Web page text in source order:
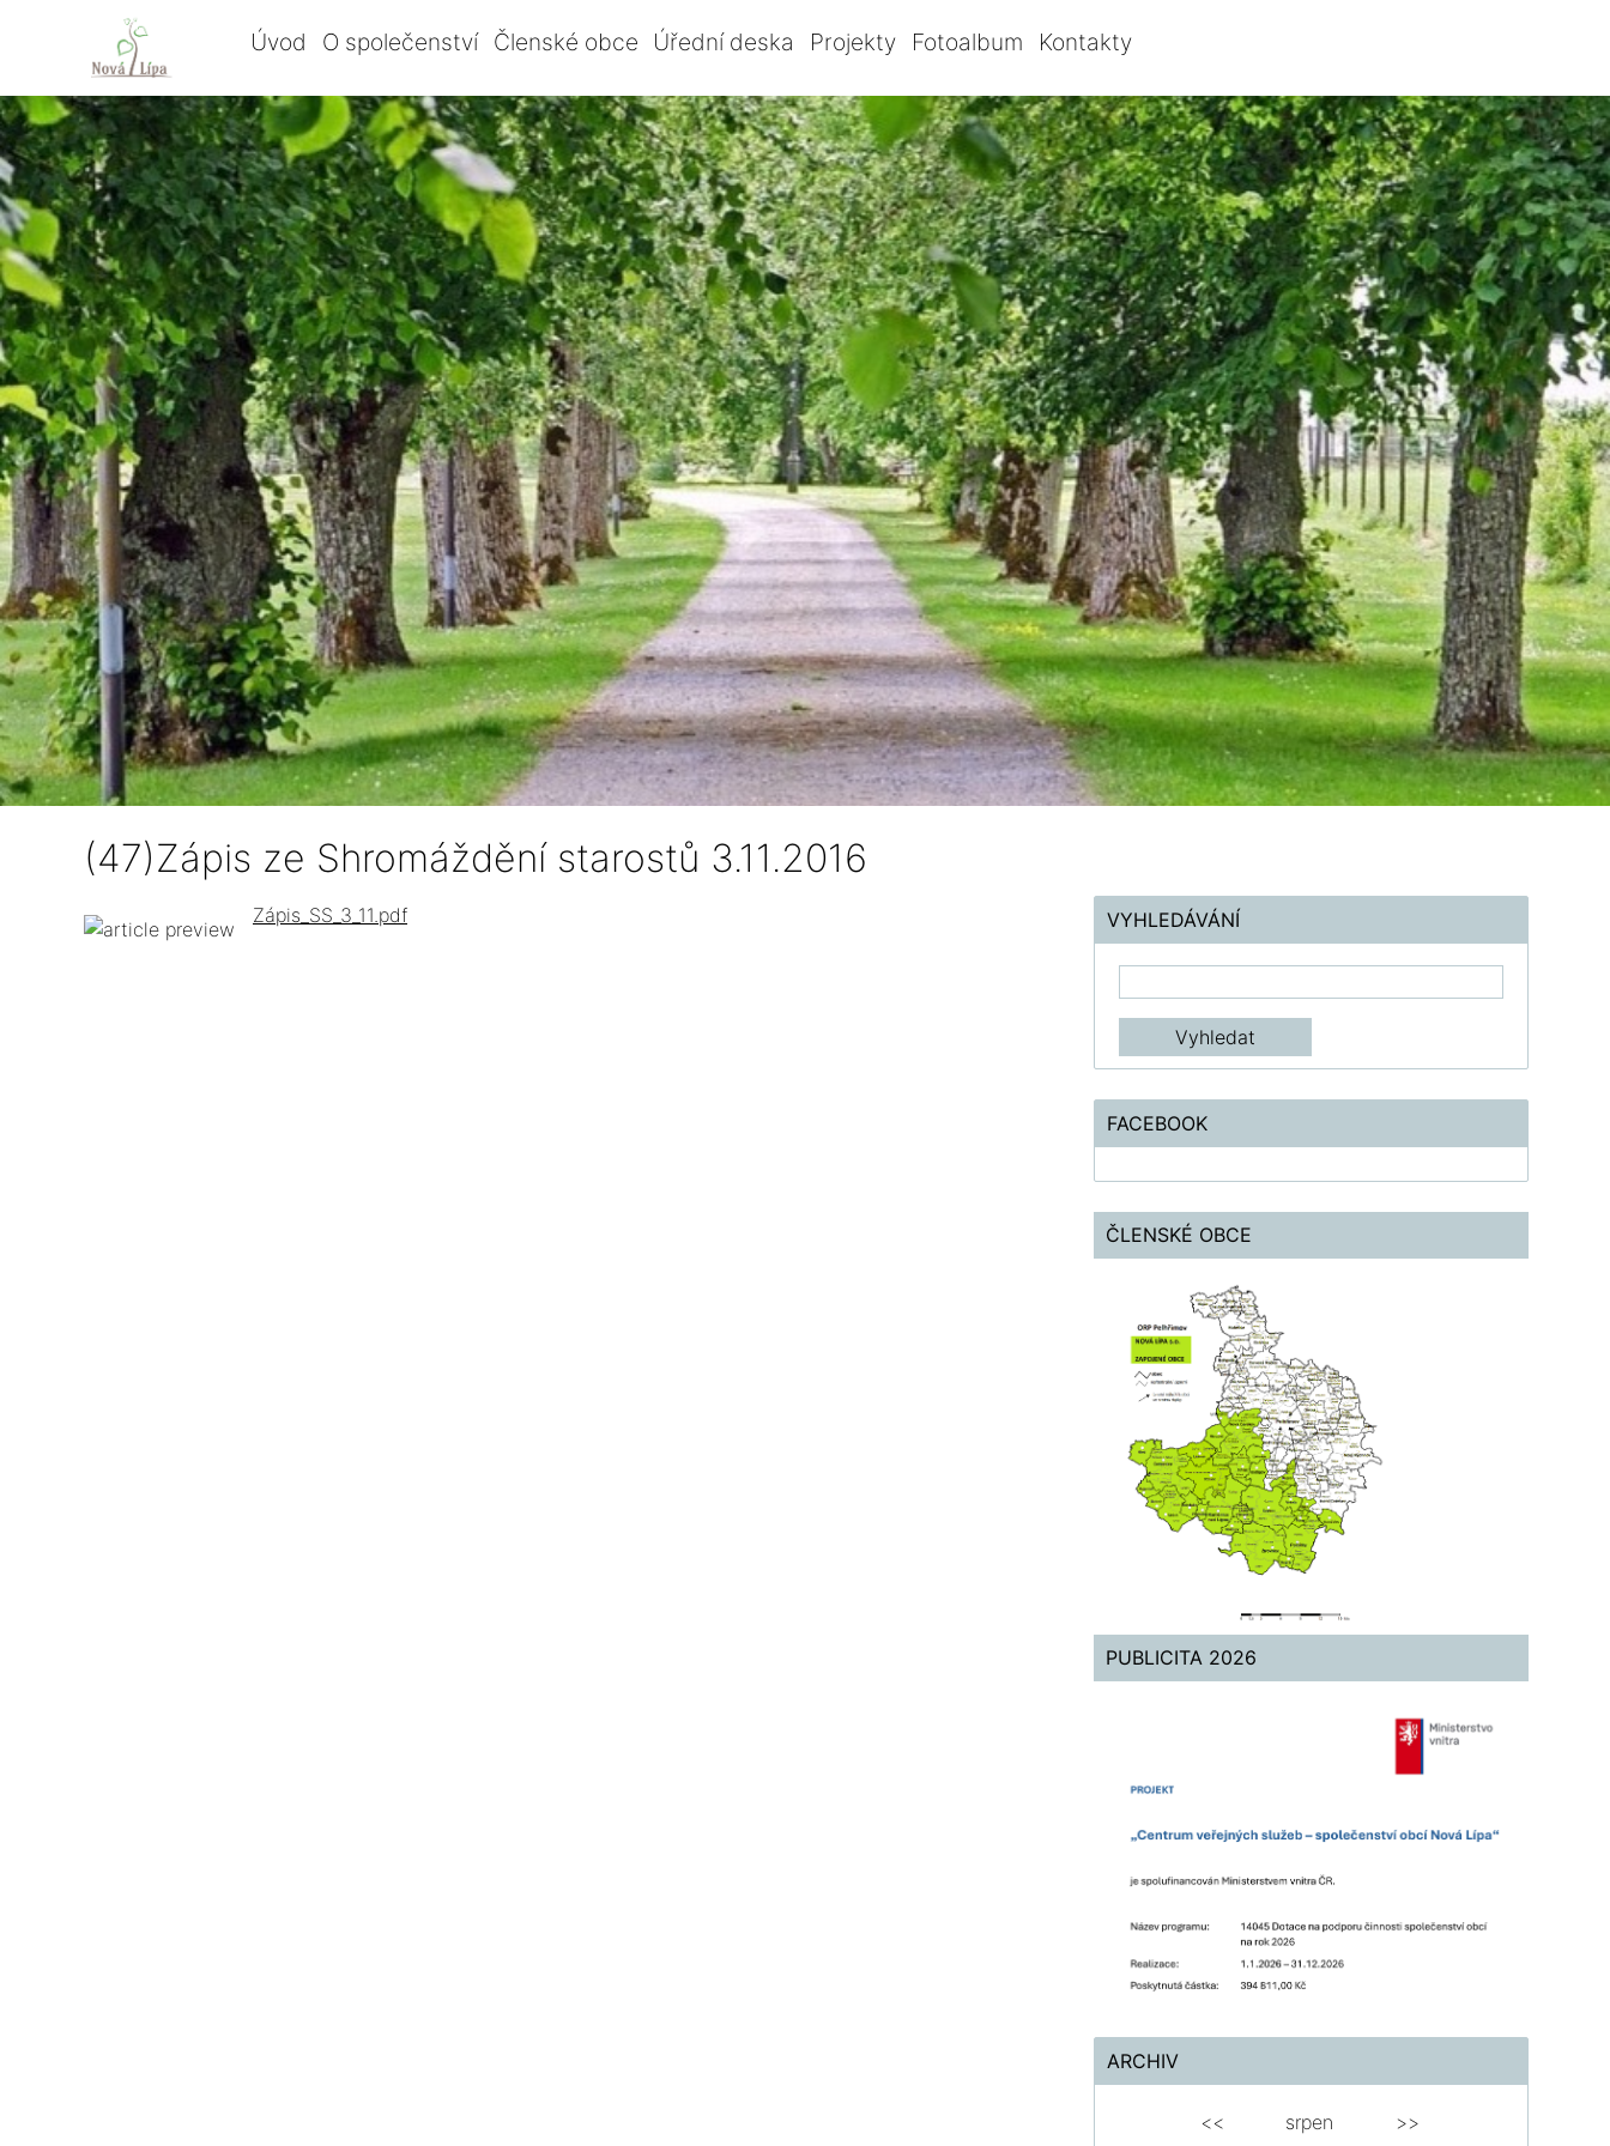
Úvod O společenství Členské obce Úřední deska Projekty Fotoalbum Kontakty
(47)Zápis ze Shromáždění starostů 3.11.2016
Zápis_SS_3_11.pdf VYHLEDÁVÁNÍ
FACEBOOK
ČLENSKÉ OBCE
PUBLICITA 2026
ARCHIV
<< srpen
>>